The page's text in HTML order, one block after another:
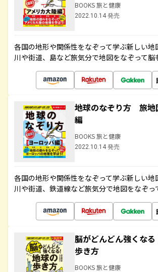
BOOKS 旅と健康
2022.10.14 発売
各国の地形や関係性をなぞって学ぶ新しい地
川や街道、島など旅気分で地図をなぞって脳
地球のなぞり方 旅
編
BOOKS 旅と健康
2022.10.14 発売
各国の地形や関係性をなぞって学ぶ新しい地
川や街道、鉄道線など旅気分で地図をなぞっ
脳がどんどん強くな
歩き方
BOOKS 旅と健康